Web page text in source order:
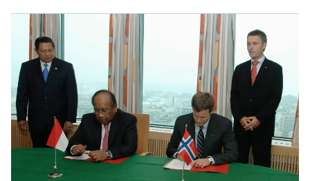
2008 Nr. Februar
2008 Nr. Juni